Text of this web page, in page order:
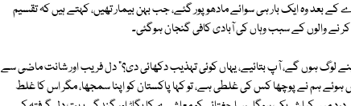
کے بعد وہ ایک بار ہی سوائے مادھوپور گئے، جب بہن بیمار تھیں، کہتے ہیں کہ تقسیم
والوں کے سبب وہاں کی آبادی کافی گنجان ہوگئی۔
لوگ ہوں گے، آپ بتائیے، یہاں کوئی تہذیب دکھائی دی؟" دل فریب اور شانت ماضی سے
ہم نے پوچھا کس کی غلطی ہے، تو کہا پاکستان کو اپنا سمجھا، مگر اس کا غلط